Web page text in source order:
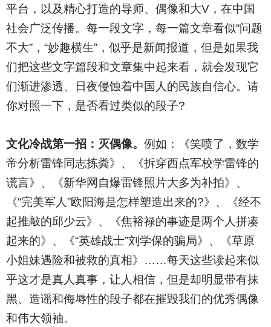
平台，以及精心打造的导师、偶像和大V，在中国
社会广泛传播。每一段文字，每一篇文章看似“问题
不大”，“妙趣横生”，似乎是新闻报道，但是如果我
们把这些文字篇段和文章集中起来看，就会发现它
们渐进渗透、日夜侵蚀着中国人的民族自信心。请
你对照一下，是否看过类似的段子?
文化冷战第一招：灭偶像。 例如：《笑喷了，数学
帝分析雷锋同志拣粪》、《拆穿西点军校学雷锋的
谎言》、《新华网自爆雷锋照片大多为补拍》、
《“完美军人”欧阳海是怎样塑造出来的?》、《经不
起推敲的邱少云》、《焦裕禄的事迹是两个人拼凑
起来的》、《“英雄战士”刘学保的骗局》、《草原
小姐妹遇险和被救的真相》……每天这些读起来似
乎这才是真人真事，让人相信，但是却明显带有抹
黑、造谣和侮辱性的段子都在摧毁我们的优秀偶像
和伟大领袖。